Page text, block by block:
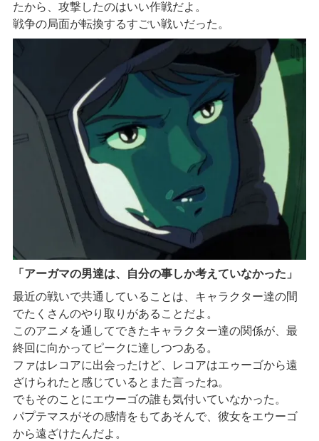
たから、攻撃したのはいい作戦だよ。
戦争の局面が転換するすごい戦いだった。
「アーガマの男達は、自分の事しか考えていなかった」
最近の戦いで共通していることは、キャラクター達の間
でたくさんのやり取りがあることだよ。
このアニメを通してできたキャラクター達の関係が、最
終回に向かってピークに達しつつある。
ファはレコアに出会ったけど、レコアはエゥーゴから遠
ざけられたと感じているとまた言ったね。
でもそのことにエウーゴの誰も気付いていなかった。
パプテマスがその感情をもてあそんで、彼女をエウーゴ
から遠ざけたんだよ。